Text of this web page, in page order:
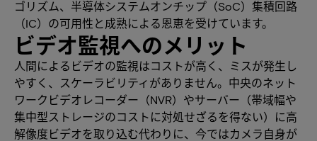
ゴリズム、半導体システムオンチップ（SoC）集積回路
（IC）の可用性と成熟による恩恵を受けています。
ビデオ監視へのメリット
人間によるビデオの監視はコストが高く、ミスが発生し
やすく、スケーラビリティがありません。中央のネット
ワークビデオレコーダー（NVR）やサーバー（帯域幅や
集中型ストレージのコストに対処せざるを得ない）に高
解像度ビデオを取り込む代わりに、今ではカメラ自身が